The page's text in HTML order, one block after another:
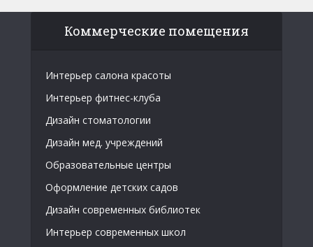
Коммерческие помещения
Интерьер салона красоты
Интерьер фитнес-клуба
Дизайн стоматологии
Дизайн мед. учреждений
Образовательные центры
Оформление детских садов
Дизайн современных библиотек
Интерьер современных школ